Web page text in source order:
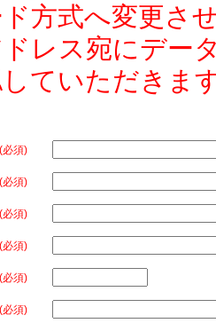
方式へ変更さ
ドレス宛にデー
ていただきま
(必須)
(必須)
(必須)
(必須)
(必須)
(必須)